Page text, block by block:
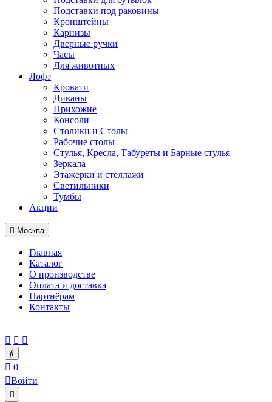
Подставки под раковины
Кронштейны
Карнизы
Дверные ручки
Часы
Для животных
Лофт
Кровати
Диваны
Прихожие
Консоли
Столики и Столы
Рабочие столы
Стулья, Кресла, Табуреты и Барные стулья
Зеркала
Этажерки и стеллажи
Светильники
Тумбы
Акции
Москва
Главная
Каталог
О производстве
Оплата и доставка
Партнёрам
Контакты
0
Войти